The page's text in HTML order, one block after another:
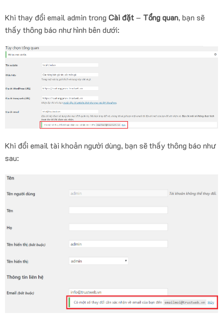
Khi thay đổi email admin trong Cài đặt – Tổng quan, bạn sẽ
thấy thông báo như hình bên dưới:
Khi đổi email tài khoản người dùng, bạn sẽ thấy thông báo như
sau: